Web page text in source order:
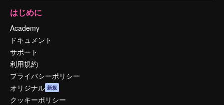
はじめに
Academy
ドキュメント
サポート
利用規約
プライバシーポリシー
オリジナル 新規
クッキーポリシー